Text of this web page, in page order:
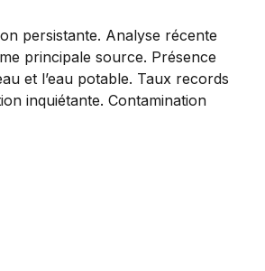
persistante. Analyse récente
principale source. Présence
et l’eau potable. Taux records
inquiétante. Contamination